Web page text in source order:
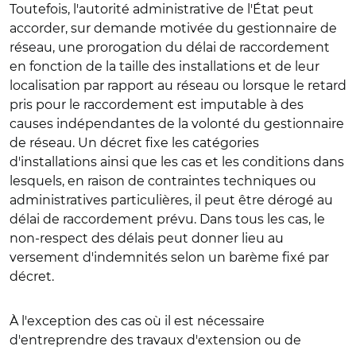
Toutefois, l'autorité administrative de l'État peut
accorder, sur demande motivée du gestionnaire de
réseau, une prorogation du délai de raccordement
en fonction de la taille des installations et de leur
localisation par rapport au réseau ou lorsque le retard
pris pour le raccordement est imputable à des
causes indépendantes de la volonté du gestionnaire
de réseau. Un décret fixe les catégories
d'installations ainsi que les cas et les conditions dans
lesquels, en raison de contraintes techniques ou
administratives particulières, il peut être dérogé au
délai de raccordement prévu. Dans tous les cas, le
non-respect des délais peut donner lieu au
versement d'indemnités selon un barème fixé par
décret.
À l'exception des cas où il est nécessaire
d'entreprendre des travaux d'extension ou de